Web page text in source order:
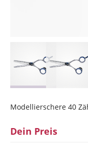
Modellierschere 40
Dein Preis